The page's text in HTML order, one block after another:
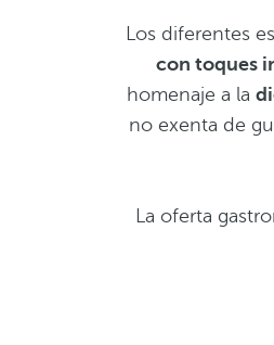
Los diferentes
con toques
homenaje a la
no exenta de
La oferta